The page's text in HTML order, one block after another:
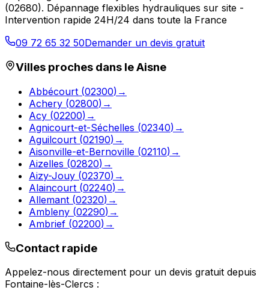
(02680). Dépannage flexibles hydrauliques sur site -
Intervention rapide 24H/24 dans toute la France
09 72 65 32 50Demander un devis gratuit
Villes proches dans leAisne
Abbécourt (02300) →
Achery (02800) →
Acy (02200) →
Agnicourt-et-Séchelles (02340) →
Aguilcourt (02190) →
Aisonville-et-Bernoville (02110) →
Aizelles (02820) →
Aizy-Jouy (02370) →
Alaincourt (02240) →
Allemant (02320) →
Ambleny (02290) →
Ambrief (02200) →
Contact rapide
Appelez-nous directement pour un devis gratuit depuis
Fontaine-lès-Clercs :